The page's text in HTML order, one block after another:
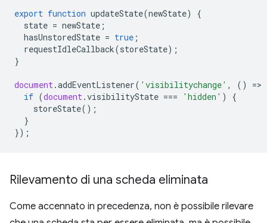
export function updateState(newState)
{
state = newState ;
hasUnstoredState = true ;
requestIdleCallback(storeState);
}
document.addEventListener( 'visibilitychange' , () =>
if (document.visibilityState === 'hidden' )
{
storeState();
}
});
Rilevamento di una scheda eliminata
Come accennato in precedenza, non è possibile rilevare